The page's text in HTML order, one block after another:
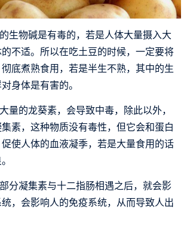
生物碱是有毒的，若是人体大量摄入大
不适。所以在吃土豆的时候，一定要将
底煮熟食用，若是半生不熟，其中的生
身体是有害的。
量的龙葵素，会导致中毒，除此以外，
素，这种物质没有毒性，但它会和蛋白
使人体的血液凝季，若是大量食用的话
分凝集素与十二指肠相遇之后，就会影
，会影响人的免疫系统，从而导致人出